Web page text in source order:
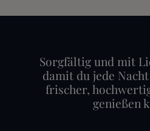
Sorgfältig und mit
damit du jede
frischer,
genießen